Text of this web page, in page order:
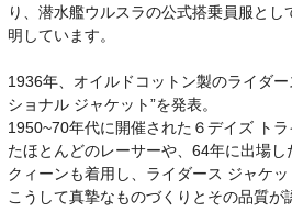
り、潜水艦ウルスラの公式搭乗員服と
明しています。
1936年、オイルドコットン製のライダ
ショナル ジャケット”を発表。
1950~70年代に開催された６デイズ ト
たほとんどのレーサーや、64年に出場
クィーンも着用し、ライダース ジャケッ
こうして真摯なものづくりとその品質が